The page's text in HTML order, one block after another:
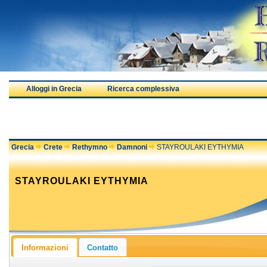
Alloggi in Grecia Ricerca complessiva
Grecia Crete Rethymno Damnoni STAYROULAKI EYTHYMIA
STAYROULAKI EYTHYMIA
Informazioni Contatto